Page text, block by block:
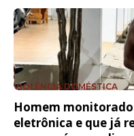
VIOLÊNCIA DOMÉSTICA
Homem
eletrônica e que já